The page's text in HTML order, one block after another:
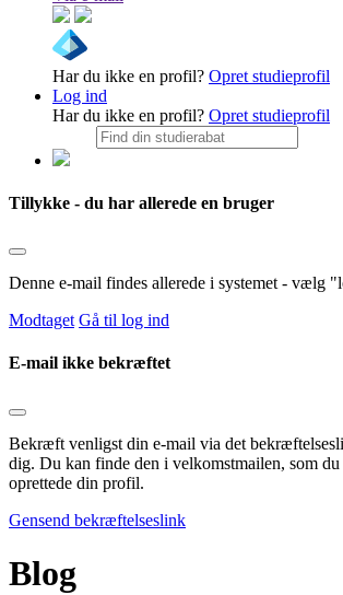
Har du ikke en profil? Opret studieprofil
Log ind
Har du ikke en profil? Opret studieprofil
Tillykke - du har allerede en bruger
Denne e-mail findes allerede i systemet - vælg
Modtaget Gå til log ind
E-mail ikke bekræftet
Bekræft venligst din e-mail via det
dig. Du kan finde den i velkomstmailen, som du
oprettede din profil.
Gensend bekræftelseslink
Blog